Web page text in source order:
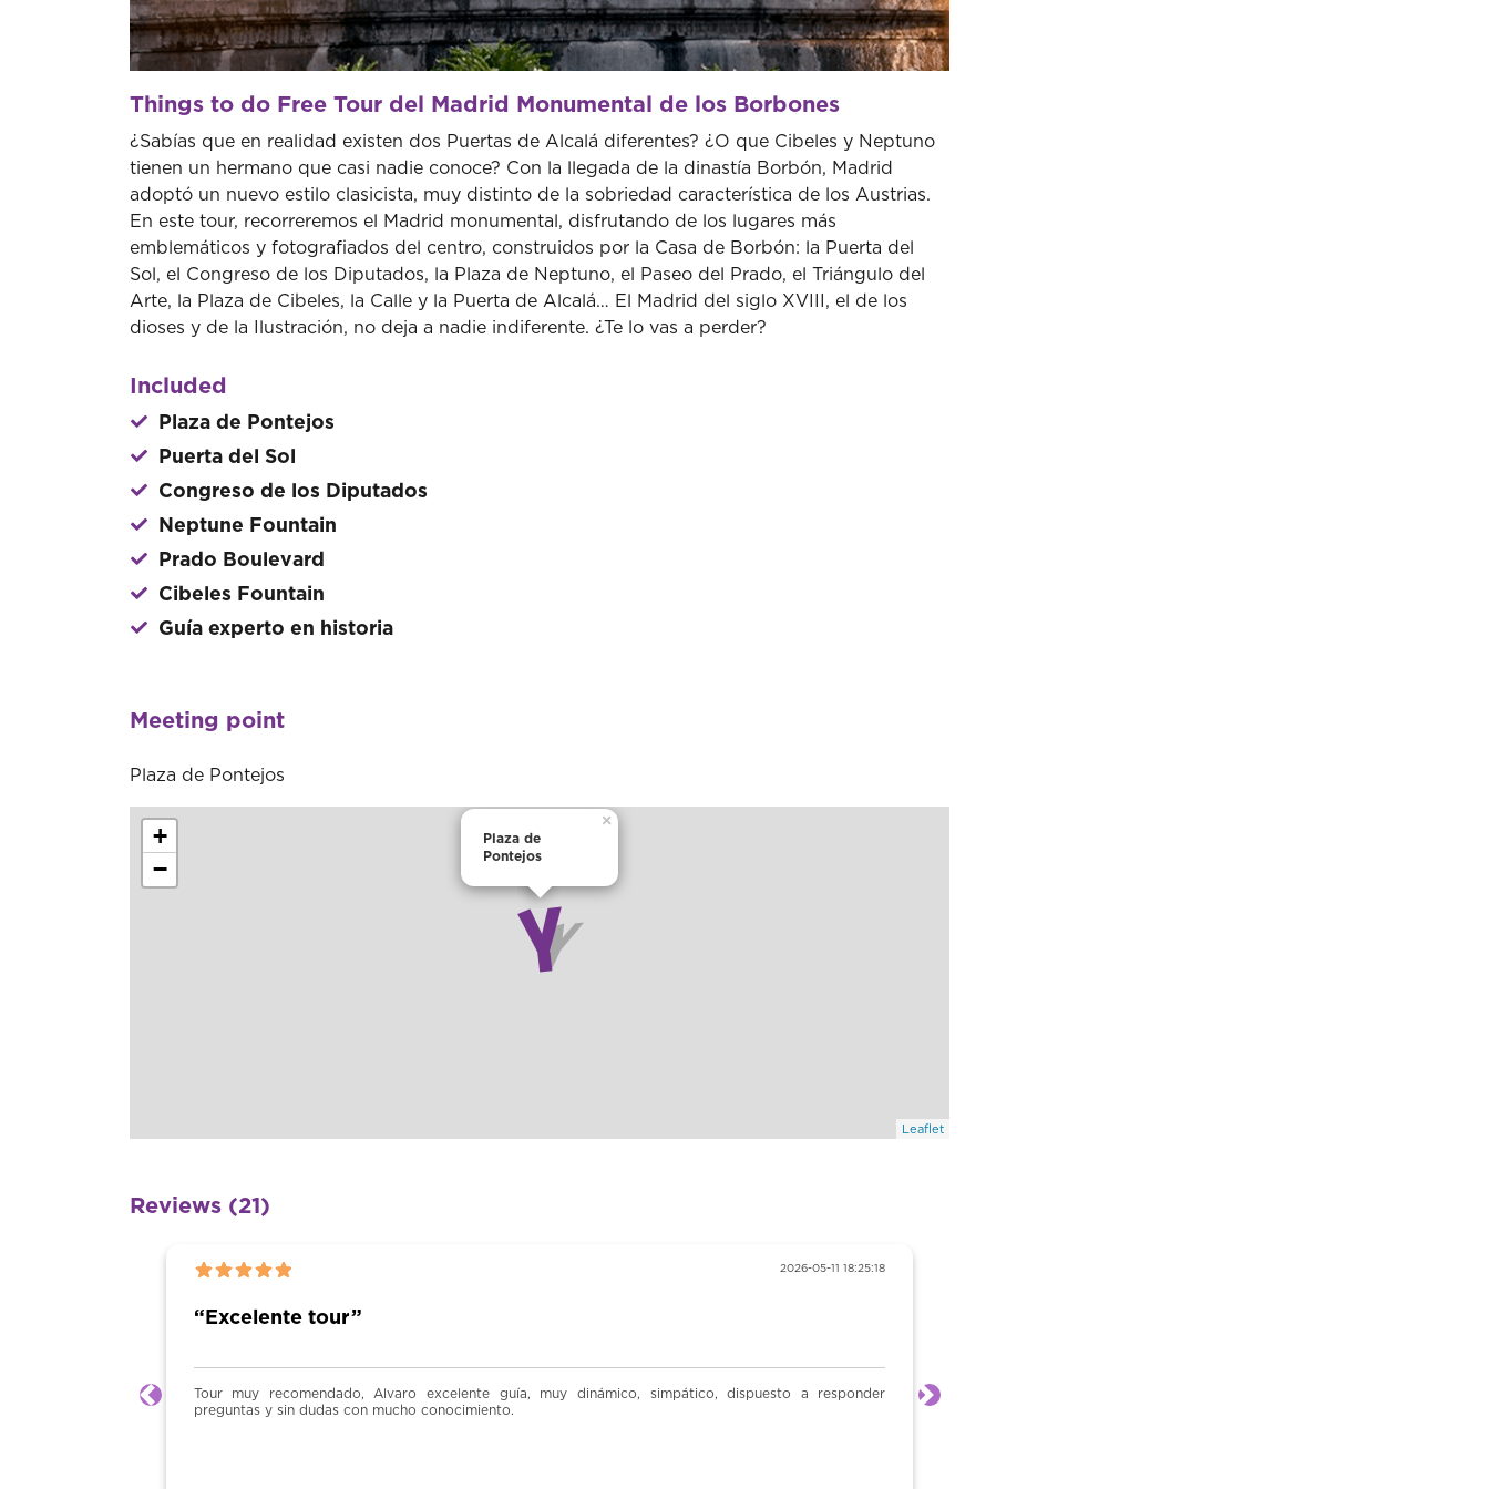
Things to do Free Tour del Madrid Monumental de los Borbones
¿Sabías que en realidad existen dos Puertas de Alcalá diferentes? ¿O que Cibeles y Neptuno
tienen un hermano que casi nadie conoce? Con la llegada de la dinastía Borbón, Madrid
adoptó un nuevo estilo clasicista, muy distinto de la sobriedad característica de los Austrias.
En este tour, recorreremos el Madrid monumental, disfrutando de los lugares más
emblemáticos y fotografiados del centro, construidos por la Casa de Borbón: la Puerta del
Sol, el Congreso de los Diputados, la Plaza de Neptuno, el Paseo del Prado, el Triángulo del
Arte, la Plaza de Cibeles, la Calle y la Puerta de Alcalá… El Madrid del siglo XVIII, el de los
dioses y de la Ilustración, no deja a nadie indiferente. ¿Te lo vas a perder?
Included
Plaza de Pontejos
Puerta del Sol
Congreso de los Diputados
Neptune Fountain
Prado Boulevard
Cibeles Fountain
Guía experto en historia
Meeting point
Plaza de Pontejos
Plaza de
Pontejos
×
+
−
Leaflet
Reviews (21)
2026-05-11 18:25:18
simpático, dispuesto a responder Agradable y amena la visita c9n Luisa
Previous Next